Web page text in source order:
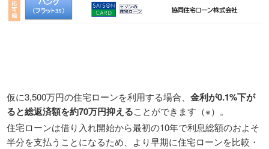
仮に3,500万円の住宅ローンを利用する場合、 金利が0.1%下が
ると総返済額を約70万円抑えることができます（※）。
住宅ローンは借り入れ開始から最初の10年で利息総額のおよそ
半分を支払うことになるため、より早期に住宅ローンを比較・